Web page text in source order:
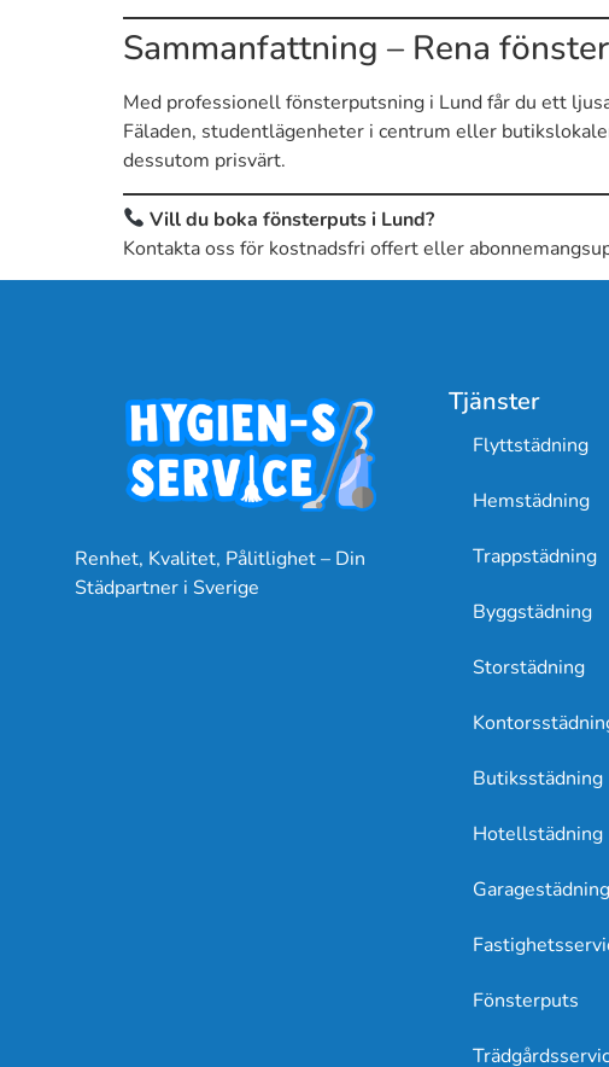
Sammanfattning – Rena
Med professionell fönsterputsning i Lund får du ett
Fäladen, studentlägenheter i centrum eller
dessutom prisvärt.
Vill du boka fönsterputs i Lund?
Kontakta oss för kostnadsfri offert eller
Renhet, Kvalitet, Pålitlighet – Din
Städpartner i Sverige
Tjänster
Flyttstädning
Hemstädning
Trappstädning
Byggstädning
Storstädning
Butiksstädning
Hotellstädning
Garagestädning
Fönsterputs